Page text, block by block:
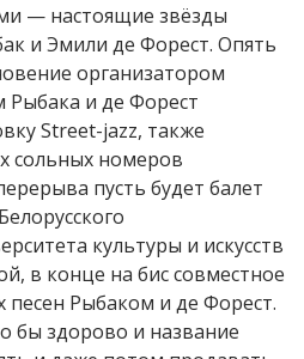
— настоящие звёзды
и Эмили де Форест. Опять
организатором
Рыбака и де Форест
Street-jazz, также
сольных номеров
пусть будет балет
культуры и искусств
в конце на бис совместное
песен Рыбаком и де Форест.
бы здорово и название